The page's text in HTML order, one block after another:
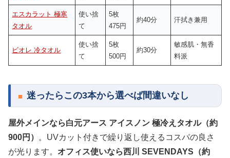
エスカラット 極寒
タオル
使い捨
て
5枚
475円
約40分 汗拭き兼用
ビオレ 冷タオル
使い捨
て
5枚
500円
約30分
敏感肌・無香
料派
迷ったらこの3本から選べば間違いなし
屋外メインなら白元アース アイスノン 極冷えタオル（約
900円）
。UVカット付きで繰り返し使えるコスパの良さ
が光ります。 オフィス使いなら西川 SEVENDAYS（約